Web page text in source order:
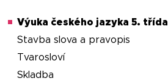
Výuka českého jazyka 5. třída
Stavba slova a pravopis
Tvarosloví
Skladba